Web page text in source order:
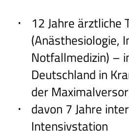
12 Jahre ärztliche
(Anästhesiologie,
Notfallmedizin) –
Deutschland in
der
davon 7 Jahre
Intensivstation